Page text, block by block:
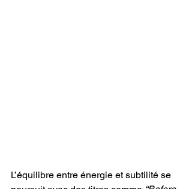
L’équilibre entre énergie et subtilité se